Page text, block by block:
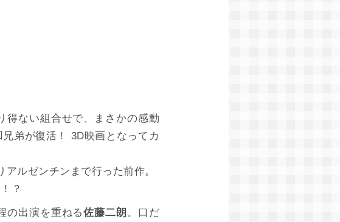
得ない組合せで、まさかの感動
弟が復活！ 3D映画となってカ
ルゼンチンまで行った前作。
？
の出演を重ねる佐藤二朗 。口だ